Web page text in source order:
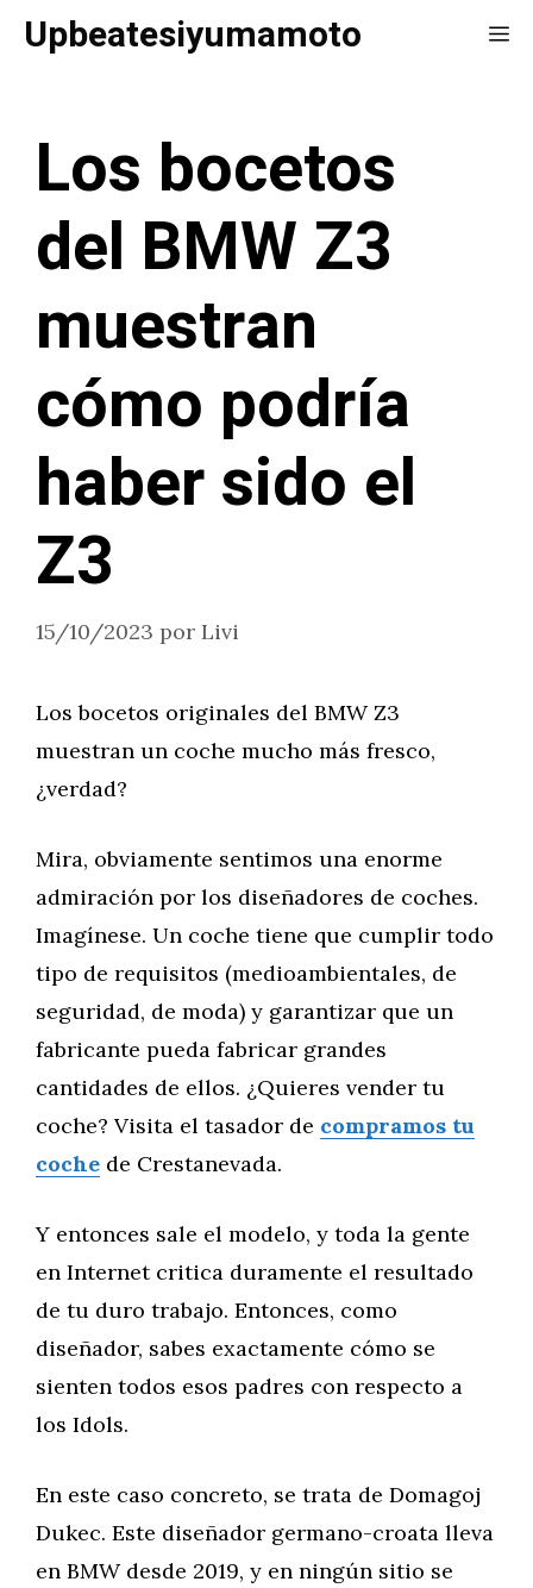
SaltarUpbeatesiyumamoto
Los bocetos
del BMW Z3
muestran
cómo podría
haber sido el
Z3
15/10/2023 por Livi
Los bocetos originales del BMW Z3
muestran un coche mucho más fresco,
¿verdad?
Mira, obviamente sentimos una enorme
admiración por los diseñadores de coches.
Imagínese. Un coche tiene que cumplir todo
tipo de requisitos (medioambientales, de
seguridad, de moda) y garantizar que un
fabricante pueda fabricar grandes
cantidades de ellos. ¿Quieres vender tu
coche? Visita el tasador de compramos tu
coche de Crestanevada.
Y entonces sale el modelo, y toda la gente
en Internet critica duramente el resultado
de tu duro trabajo. Entonces, como
diseñador, sabes exactamente cómo se
sienten todos esos padres con respecto a
los Idols.
En este caso concreto, se trata de Domagoj
Dukec. Este diseñador germano-croata lleva
en BMW desde 2019, y en ningún sitio se